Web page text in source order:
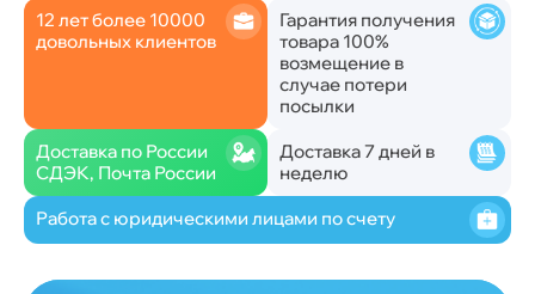
12 лет более 10000
довольных клиентов
Гарантия получения
товара 100%
возмещение в
случае потери
посылки
Доставка по России
СДЭК, Почта России
Доставка 7 дней в
неделю
Работа с юридическими лицами по счету